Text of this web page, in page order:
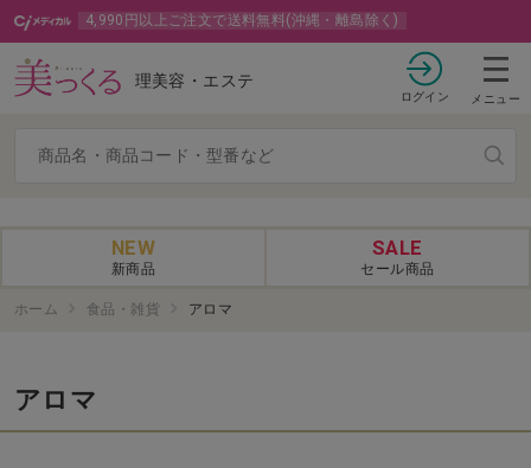
4,990円以上ご注文で送料無料(沖縄・離島除く)
理美容・エステ
ログイン メニュー
NEW
新商品
SALE
セール商品
ホーム 食品・雑貨 アロマ
アロマ